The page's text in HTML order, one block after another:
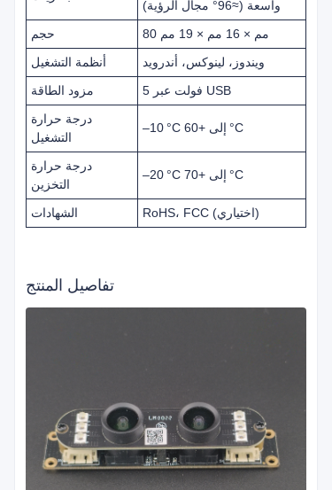
واسعة (≈96° مجال الرؤية)
حجم
80 مم × 16 مم × 19 مم
أنظمة التشغيل
ويندوز، لينوكس، أندرويد
مزود الطاقة
5 فولت عبر USB
درجة حرارة
التشغيل
–10 °C إلى +60 °C
درجة حرارة
التخزين
–20 °C إلى +70 °C
الشهادات RoHS، FCC (اختياري)
تفاصيل المنتج